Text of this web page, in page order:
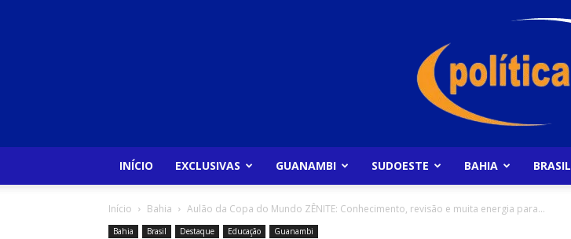
INÍCIO EXCLUSIVAS GUANAMBI SUDOESTE BAHIA BRASIL
Início Bahia Aulão da Copa do Mundo ZÊNITE: Conhecimento, revisão e muita energia para...
Bahia Brasil Destaque Educação Guanambi